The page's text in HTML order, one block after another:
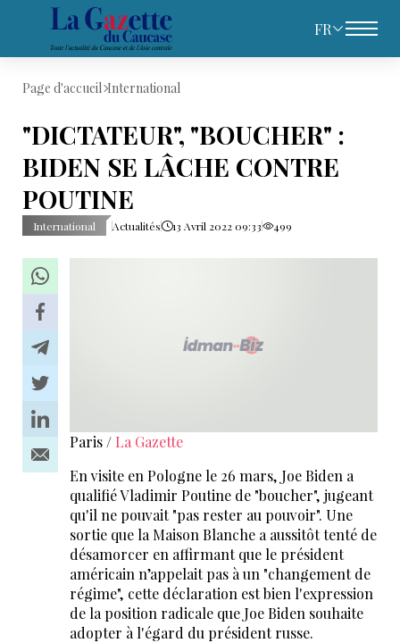
FR
Page d'accueil International
"DICTATEUR", "BOUCHER" :
BIDEN SE LÂCHE CONTRE
POUTINE
International Actualités 13 Avril 2022 09:33 499
Paris / La Gazette
En visite en Pologne le 26 mars, Joe Biden a
qualifié Vladimir Poutine de "boucher", jugeant
qu'il ne pouvait "pas rester au pouvoir". Une
sortie que la Maison Blanche a aussitôt tenté de
désamorcer en affirmant que le président
américain n’appelait pas à un "changement de
régime", cette déclaration est bien l'expression
de la position radicale que Joe Biden souhaite
adopter à l'égard du président russe.